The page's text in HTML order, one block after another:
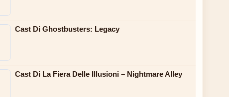
Cast Di Ghostbusters: Legacy
Cast Di La Fiera Delle Illusioni – Nightmare Alley